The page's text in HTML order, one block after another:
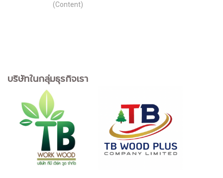
(Content)
บริษัทในกลุ่มธุรกิจเรา